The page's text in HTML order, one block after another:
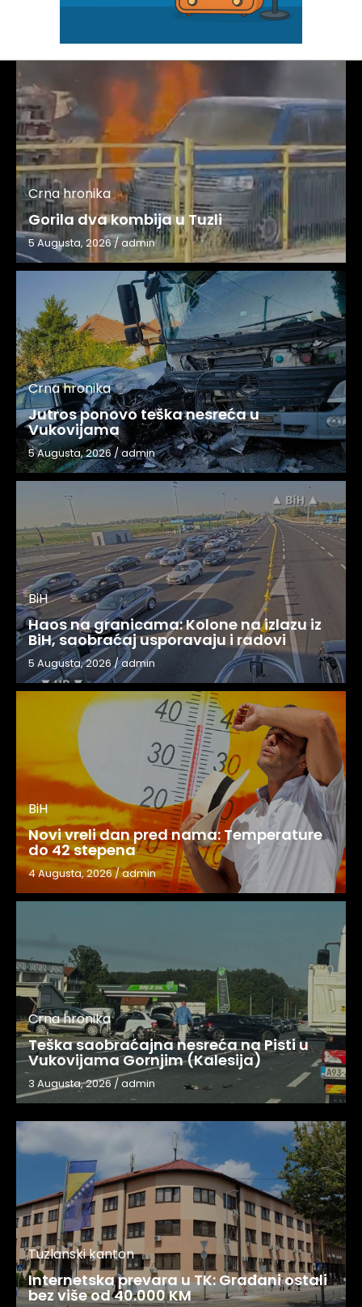
Crna hronika
Gorila dva kombija u Tuzli
5 Augusta, 2026/admin
Crna hronika
Jutros ponovo teška nesreća u
Vukovijama
5 Augusta, 2026/admin
BiH
Haos na granicama: Kolone na izlazu iz
BiH, saobraćaj usporavaju i radovi
5 Augusta, 2026/admin
BiH
Novi vreli dan pred nama: Temperature
do 42 stepena
4 Augusta, 2026/admin
Crna hronika
Teška saobraćajna nesreća na Pisti u
Vukovijama Gornjim (Kalesija)
3 Augusta, 2026 / admin
Tuzlanski kanton
Internetska prevara u TK: Građani ostali
bez više od 40.000 KM